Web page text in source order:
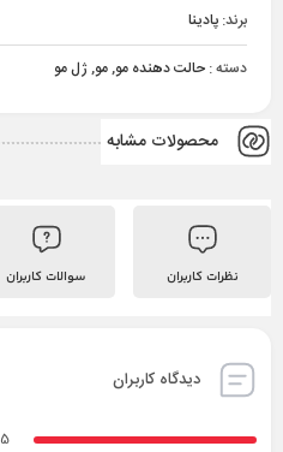
برند: پادینا
دسته : حالت دهنده مو,مو,ژل مو
محصولات مشابه
نظرات کاربران سوالات کاربران
دیدگاه کاربران
5